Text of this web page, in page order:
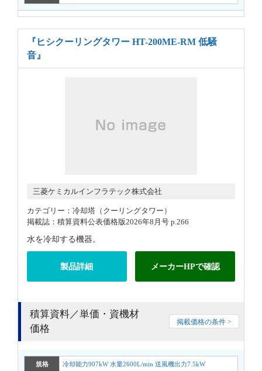
『ヒシクーリングタワー HT-200ME-RM 低騒
音』
三菱ケミカルインフラテック株式会社
カテゴリー：冷却塔（クーリングタワー）
掲載誌：積算資料公表価格版2026年8月号 p.266
水を冷却する機器。
製品詳細 メーカーHPで確認
積算資料／単価・資機材
価格
掲載価格の条件 >
規格 冷却能力907kW 水量2600L/min 送風機出力7.5kW